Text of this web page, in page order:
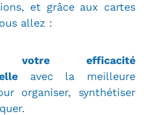
et grâce aux cartes
allez :
votre efficacité
avec la meilleure
organiser, synthétiser